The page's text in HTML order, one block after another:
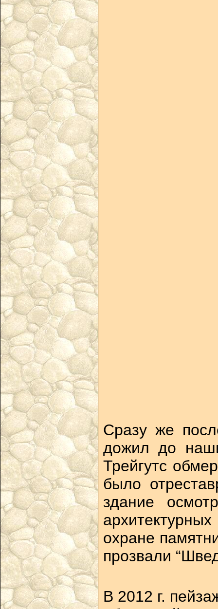
Сразу же
дожил до
Трейгутс
было
здание
охране
прозвали
В 2012 г.